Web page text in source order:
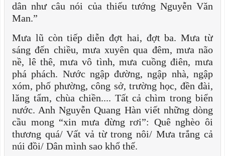
dân như câu nói của thiếu tướng Nguyễn Văn
Man.”
Mưa lũ còn tiếp diễn đợt hai, đợt ba. Mưa từ
sáng đến chiều, mưa xuyên qua đêm, mưa não
nề, lê thê, mưa vô tình, mưa cuồng điên, mưa
phá phách. Nước ngập đường, ngập nhà, ngập
xóm, phố phường, công sở, trường học, đền đài,
lăng tẩm, chùa chiền.... Tất cả chìm trong biển
nước. Anh Nguyễn Quang Hàn viết những dòng
cầu mong “xin mưa đừng rơi”: Quê nghèo ôi
thương quá/ Vất vả từ trong nôi/ Mưa trắng cả
núi đồi/ Dân mình sao khổ thế.